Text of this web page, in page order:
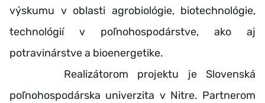
výskumu v oblasti agrobiológie, biotechnológie,
technológií v poľnohospodárstve, ako aj
potravinárstve a bioenergetike.
Realizátorom projektu je Slovenská
poľnohospodárska univerzita v Nitre. Partnerom